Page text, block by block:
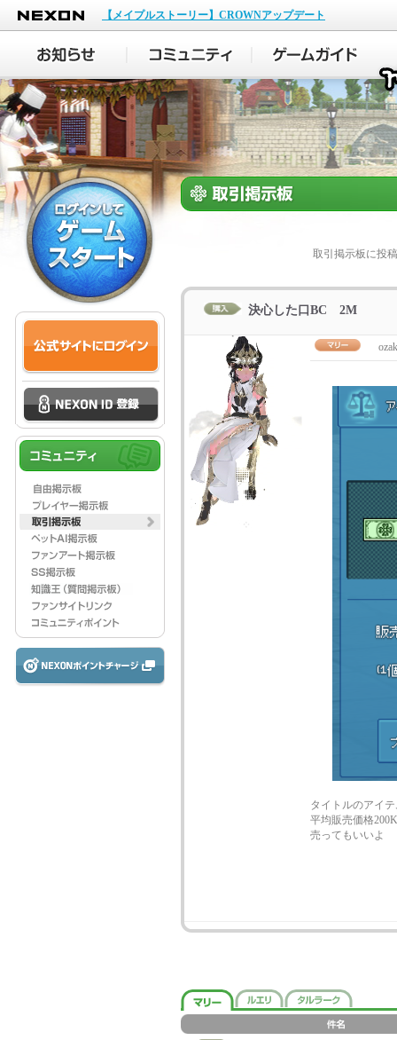
NEXON
【メイプルストーリー】CROWNアップデート
取引掲示板に投
決心した口BC 2M
タイトルのアイ
平均販売価格
売ってもいいよ